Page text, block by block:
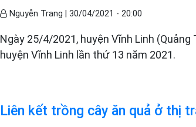
Nguyễn Trang |30/04/2021 - 20:00
Ngày 25/4/2021, huyện Vĩnh Linh
huyện Vĩnh Linh lần thứ 13 năm 2021.
Liên kết trồng cây ăn quả ở thị